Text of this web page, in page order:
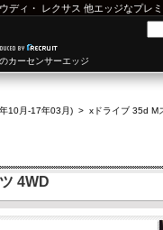
ディ ・ レクサス 他エッジなプレ
カーセンサーエッジ
10月-17年03月) > xドライブ 35d M
4WD